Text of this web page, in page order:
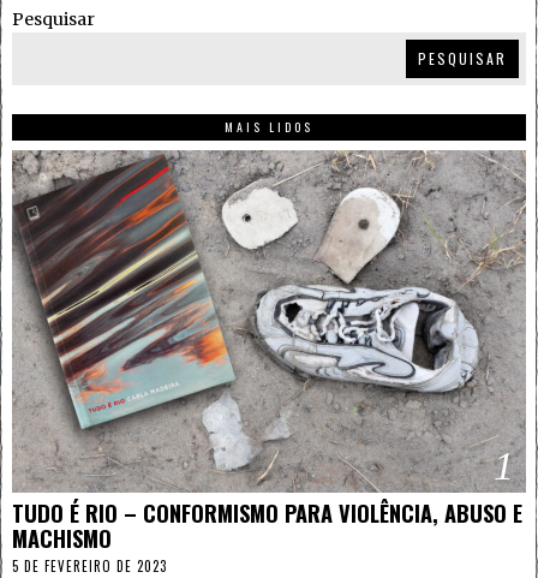
Pesquisar
PESQUISAR
MAIS LIDOS
1
TUDO É RIO – CONFORMISMO PARA VIOLÊNCIA, ABUSO E
MACHISMO
5 DE FEVEREIRO DE 2023